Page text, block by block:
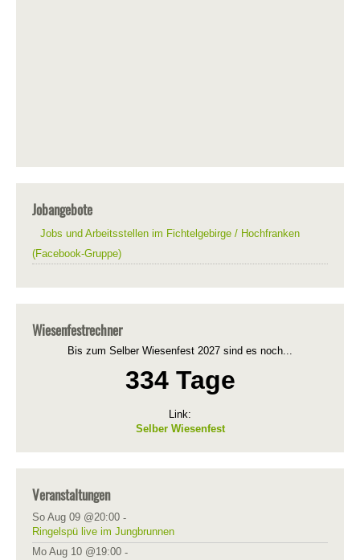
Jobangebote
Jobs und Arbeitsstellen im Fichtelgebirge / Hochfranken
(Facebook-Gruppe)
Wiesenfestrechner
Bis zum Selber Wiesenfest 2027 sind es noch...
334 Tage
Link:
Selber Wiesenfest
Veranstaltungen
So Aug 09 @20:00 -
Ringelspü live im Jungbrunnen
Mo Aug 10 @19:00 -